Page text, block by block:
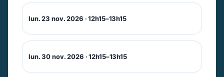
lun. 23 nov. 2026 · 12h15–13h15
lun. 30 nov. 2026 · 12h15–13h15
Newsletter